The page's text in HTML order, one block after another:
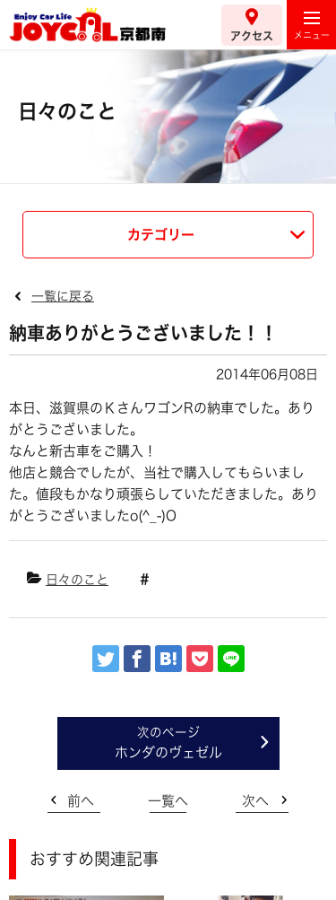
アクセス
日々のこと
カテゴリー
一覧に戻る
納車ありがとうございました！！
2014年06月08日
本日、滋賀県のＫさんワゴンRの納車でした。あり
がとうございました。
なんと新古車をご購入！
他店と競合でしたが、当社で購入してもらいまし
た。値段もかなり頑張らしていただきました。あり
がとうございましたo(^_-)O
日々のこと
ホンダのヴェゼル
前へ 一覧へ 次へ
おすすめ関連記事